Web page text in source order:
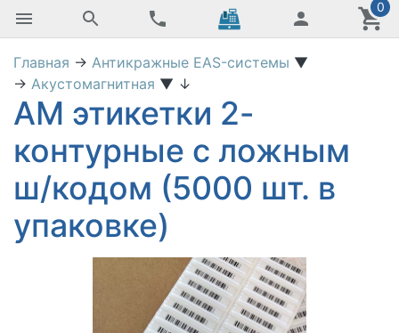
0
Главная → Антикражные EAS-системы ▼
→ Акустомагнитная ▼ ↓
АМ этикетки 2-
контурные с ложным
ш/кодом (5000 шт. в
упаковке)